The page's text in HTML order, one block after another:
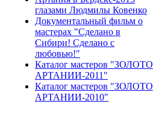
глазами Людмилы Ковенко
Документальный фильм о
мастерах "Сделано в
Сибири! Сделано с
любовью!"
Каталог мастеров "ЗОЛОТО
АРТАНИИ-2011"
Каталог мастеров "ЗОЛОТО
АРТАНИИ-2010"